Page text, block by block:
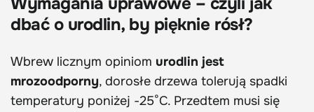
dbać o urodlin, by pięknie rósł?
Wbrew licznym opiniom urodlin jest
mrozoodporny, dorosłe drzewa tolerują spadki
temperatury poniżej -25°C. Przedtem musi się